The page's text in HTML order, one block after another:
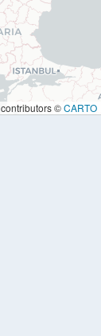
contributors ©CARTO